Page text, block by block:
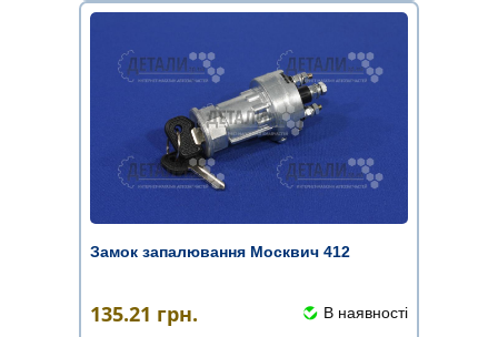
Замок запалювання Москвич 412
135.21 грн. В наявності